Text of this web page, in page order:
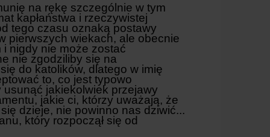
na rękę szczególnie w tym
kapłaństwa i rzeczywistej
tego czasu oznaką postawy
pierwszych wiekach, ale obecnie
i nigdy nie może zostać
nie zgodziliby się na
do katolików, dlatego w imię
to, co jest typowo
jakiekolwiek przejawy
jakie ci, którzy uważają, że
dzieje, nie powinno nas dziwić...
który rozpoczął się od